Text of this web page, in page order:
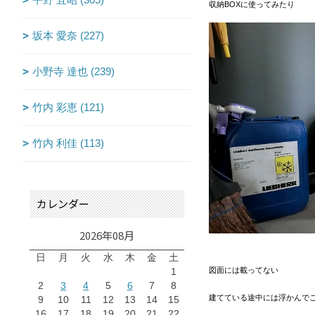
収納BOXに使ってみたり
図面には載ってない
建てている途中には浮かんで
坂本 愛奈 (227)
小野寺 達也 (239)
竹内 彩恵 (121)
竹内 利佳 (113)
カレンダー
2026年08月
日 月 火 水 木 金
土
1
2
3 4 5 6 7
8
9
10 11 12 13 14
15